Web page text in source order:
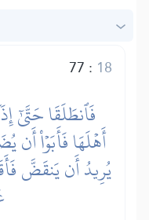
77 : 18
فَٱنطَلَقَا حَتَّىٰٓ
أَهۡلَهَا فَأَبَوۡاْ أَن
يُرِيدُ أَن يَنقَضَّ